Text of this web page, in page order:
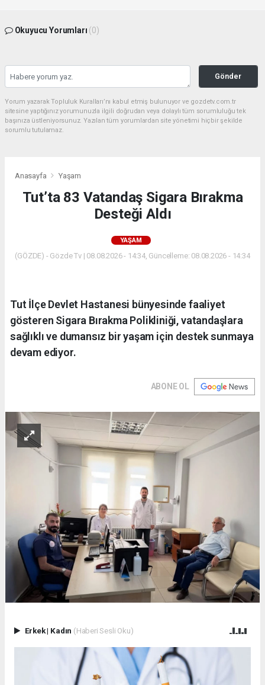
Okuyucu Yorumları (0)
Gönder
Yorum yazarak Topluluk Kuralları’nı kabul etmiş bulunuyor ve gozdetv.com.tr
sitesine yaptığınız yorumunuzla ilgili doğrudan veya dolaylı tüm sorumluluğu tek
başınıza üstleniyorsunuz. Yazılan tüm yorumlardan site yönetimi hiçbir şekilde
sorumlu tutulamaz.
Anasayfa Yaşam
Tut’ta 83 Vatandaş Sigara Bırakma
Desteği Aldı
YAŞAM
(GÖZDE) - Gözde Tv | 08.08.2026 - 14:34, Güncelleme: 08.08.2026 - 14:34
Tut İlçe Devlet Hastanesi bünyesinde faaliyet
gösteren Sigara Bırakma Polikliniği, vatandaşlara
sağlıklı ve dumansız bir yaşam için destek sunmaya
devam ediyor.
ABONE OL
Erkek| Kadın (Haberi Sesli Oku)